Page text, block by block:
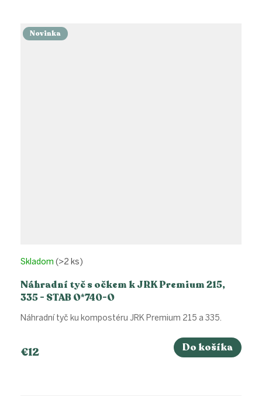
Novinka
Náhradní tyč s očkem k JRK Premium 215,
335 - STAB O*740-O
Skladom (>2 ks)
€12 Do košíka
Náhradní tyč ku kompostéru JRK Premium 215 a 335.